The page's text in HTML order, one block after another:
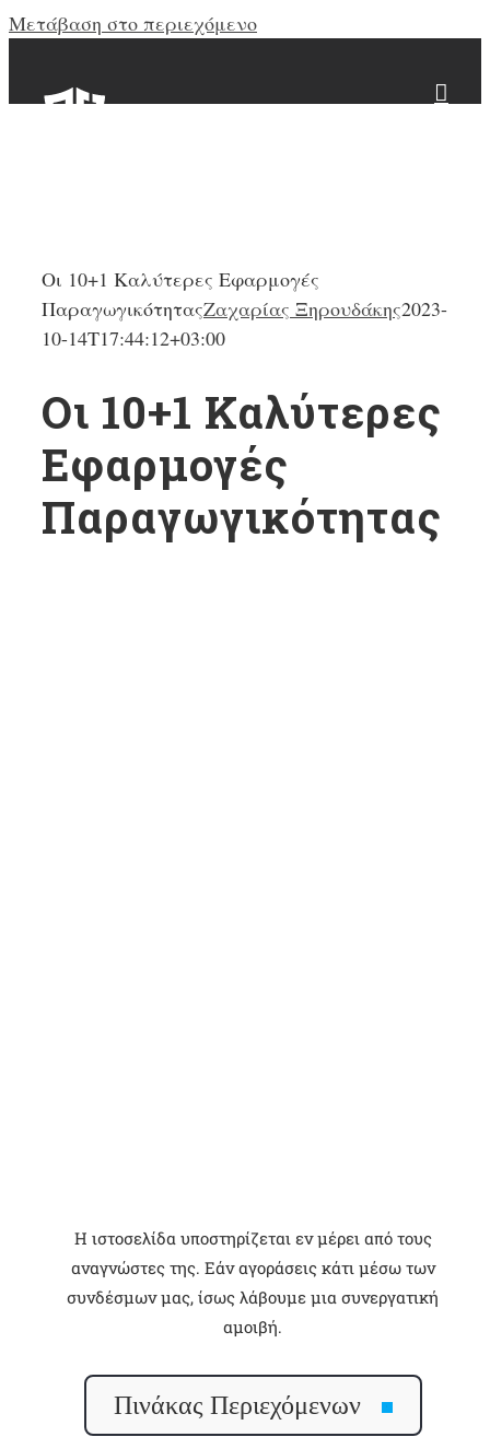
Μετάβαση στο περιεχόμενο
Οι 10+1 Καλύτερες Εφαρμογές
ΠαραγωγικότηταςΖαχαρίας Ξηρουδάκης2023-
10-14T17:44:12+03:00
Οι 10+1 Καλύτερες
Εφαρμογές
Παραγωγικότητας
Η ιστοσελίδα υποστηρίζεται εν μέρει από τους
αναγνώστες της. Εάν αγοράσεις κάτι μέσω των
συνδέσμων μας, ίσως λάβουμε μια συνεργατική
αμοιβή.
Πινάκας Περιεχόμενων